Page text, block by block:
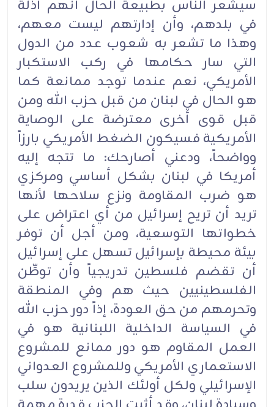
سيشعر الناس بطبيعة الحال أنهم أذلة
في بلدهم، وأن إدارتهم ليست معهم،
وهذا ما تشعر به شعوب عدد من الدول
التي سار حكامها في ركب الاستكبار
الأمريكي، نعم عندما توجد ممانعة كما
هو الحال في لبنان من قبل حزب الله ومن
قبل قوى أخرى معترضة على الوصاية
الأمريكية فسيكون الضغط الأمريكي بارزاً
وواضحاً، ودعني أصارحك: ما تتجه إليه
أمريكا في لبنان بشكل أساسي ومركزي
هو ضرب المقاومة ونزع سلاحها لأنها
تريد أن تريح إسرائيل من أي اعتراض على
خطواتها التوسعية، ومن أجل أن توفر
بيئة محيطة بإسرائيل تسهل على إسرائيل
أن تقضم فلسطين تدريجياً وأن توطِّن
الفلسطينيين حيث هم وفي المنطقة
وتحرمهم من حق العودة، إذاً دور حزب الله
في السياسة الداخلية اللبنانية هو في
العمل المقاوم هو دور ممانع للمشروع
الاستعماري الأمريكي وللمشروع العدواني
الإسرائيلي ولكل أولئك الذين يريدون سلب